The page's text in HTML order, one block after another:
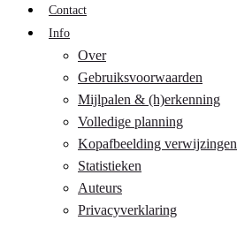
Contact
Info
Over
Gebruiksvoorwaarden
Mijlpalen & (h)erkenning
Volledige planning
Kopafbeelding verwijzingen
Statistieken
Auteurs
Privacyverklaring